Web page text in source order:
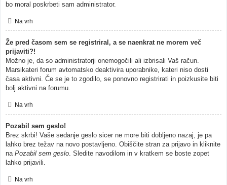
bo moral poskrbeti sam administrator.
Na vrh
Že pred časom sem se registriral, a se naenkrat ne morem več
prijaviti?!
Možno je, da so administratorji onemogočili ali izbrisali Vaš račun.
Marsikateri forum avtomatsko deaktivira uporabnike, kateri niso dosti
časa aktivni. Če se je to zgodilo, se ponovno registrirati in poizkusite biti
bolj aktivni na forumu.
Na vrh
Pozabil sem geslo!
Brez skrbi! Vaše sedanje geslo sicer ne more biti dobljeno nazaj, je pa
lahko brez težav na novo postavljeno. Obiščite stran za prijavo in kliknite
na Pozabil sem geslo. Sledite navodilom in v kratkem se boste zopet
lahko prijavili.
Na vrh